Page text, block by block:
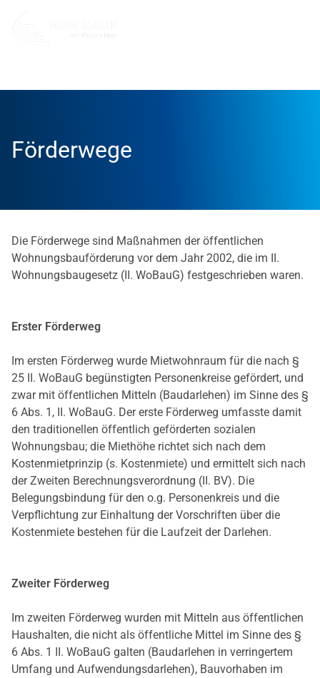
Förderwege
Die Förderwege sind Maßnahmen der öffentlichen
Wohnungsbauförderung vor dem Jahr 2002, die im II.
Wohnungsbaugesetz (II. WoBauG) festgeschrieben waren.
Erster Förderweg
Im ersten Förderweg wurde Mietwohnraum für die nach §
25 II. WoBauG begünstigten Personenkreise gefördert, und
zwar mit öffentlichen Mitteln (Baudarlehen) im Sinne des §
6 Abs. 1, II. WoBauG. Der erste Förderweg umfasste damit
den traditionellen öffentlich geförderten sozialen
Wohnungsbau; die Miethöhe richtet sich nach dem
Kostenmietprinzip (s. Kostenmiete) und ermittelt sich nach
der Zweiten Berechnungsverordnung (II. BV). Die
Belegungsbindung für den o.g. Personenkreis und die
Verpflichtung zur Einhaltung der Vorschriften über die
Kostenmiete bestehen für die Laufzeit der Darlehen.
Zweiter Förderweg
Im zweiten Förderweg wurden mit Mitteln aus öffentlichen
Haushalten, die nicht als öffentliche Mittel im Sinne des §
6 Abs. 1 II. WoBauG galten (Baudarlehen in verringertem
Umfang und Aufwendungsdarlehen), Bauvorhaben im